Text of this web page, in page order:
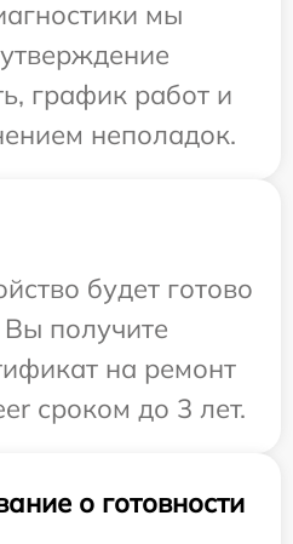
мы
график работ и
неполадок.
будет готово
получите
на ремонт
сроком до 3 лет.
о готовности